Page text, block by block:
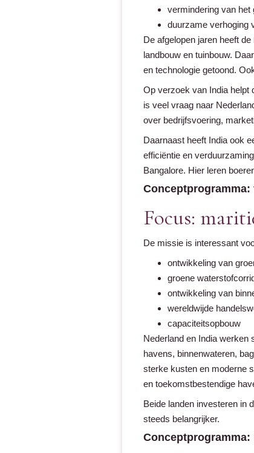
vermindering van het
duurzame verhoging
De afgelopen jaren heeft
landbouw en tuinbouw.
en technologie getoond.
Op verzoek van India helpt
is veel vraag naar
over bedrijfsvoering,
Daarnaast heeft India ook
efficiëntie en
Bangalore. Hier leren
Conceptprogramma:
Focus:
De missie is interessant
ontwikkeling van
groene
ontwikkeling van
wereldwijde
capaciteitsopbouw
Nederland en India werken
havens, binnenwateren,
sterke kusten en moderne
en toekomstbestendige
Beide landen investeren in
steeds belangrijker.
Conceptprogramma: